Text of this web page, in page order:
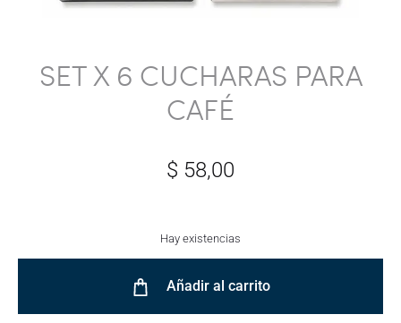
SET X 6 CUCHARAS PARA
CAFÉ
$ 58,00
Hay existencias
Añadir al carrito